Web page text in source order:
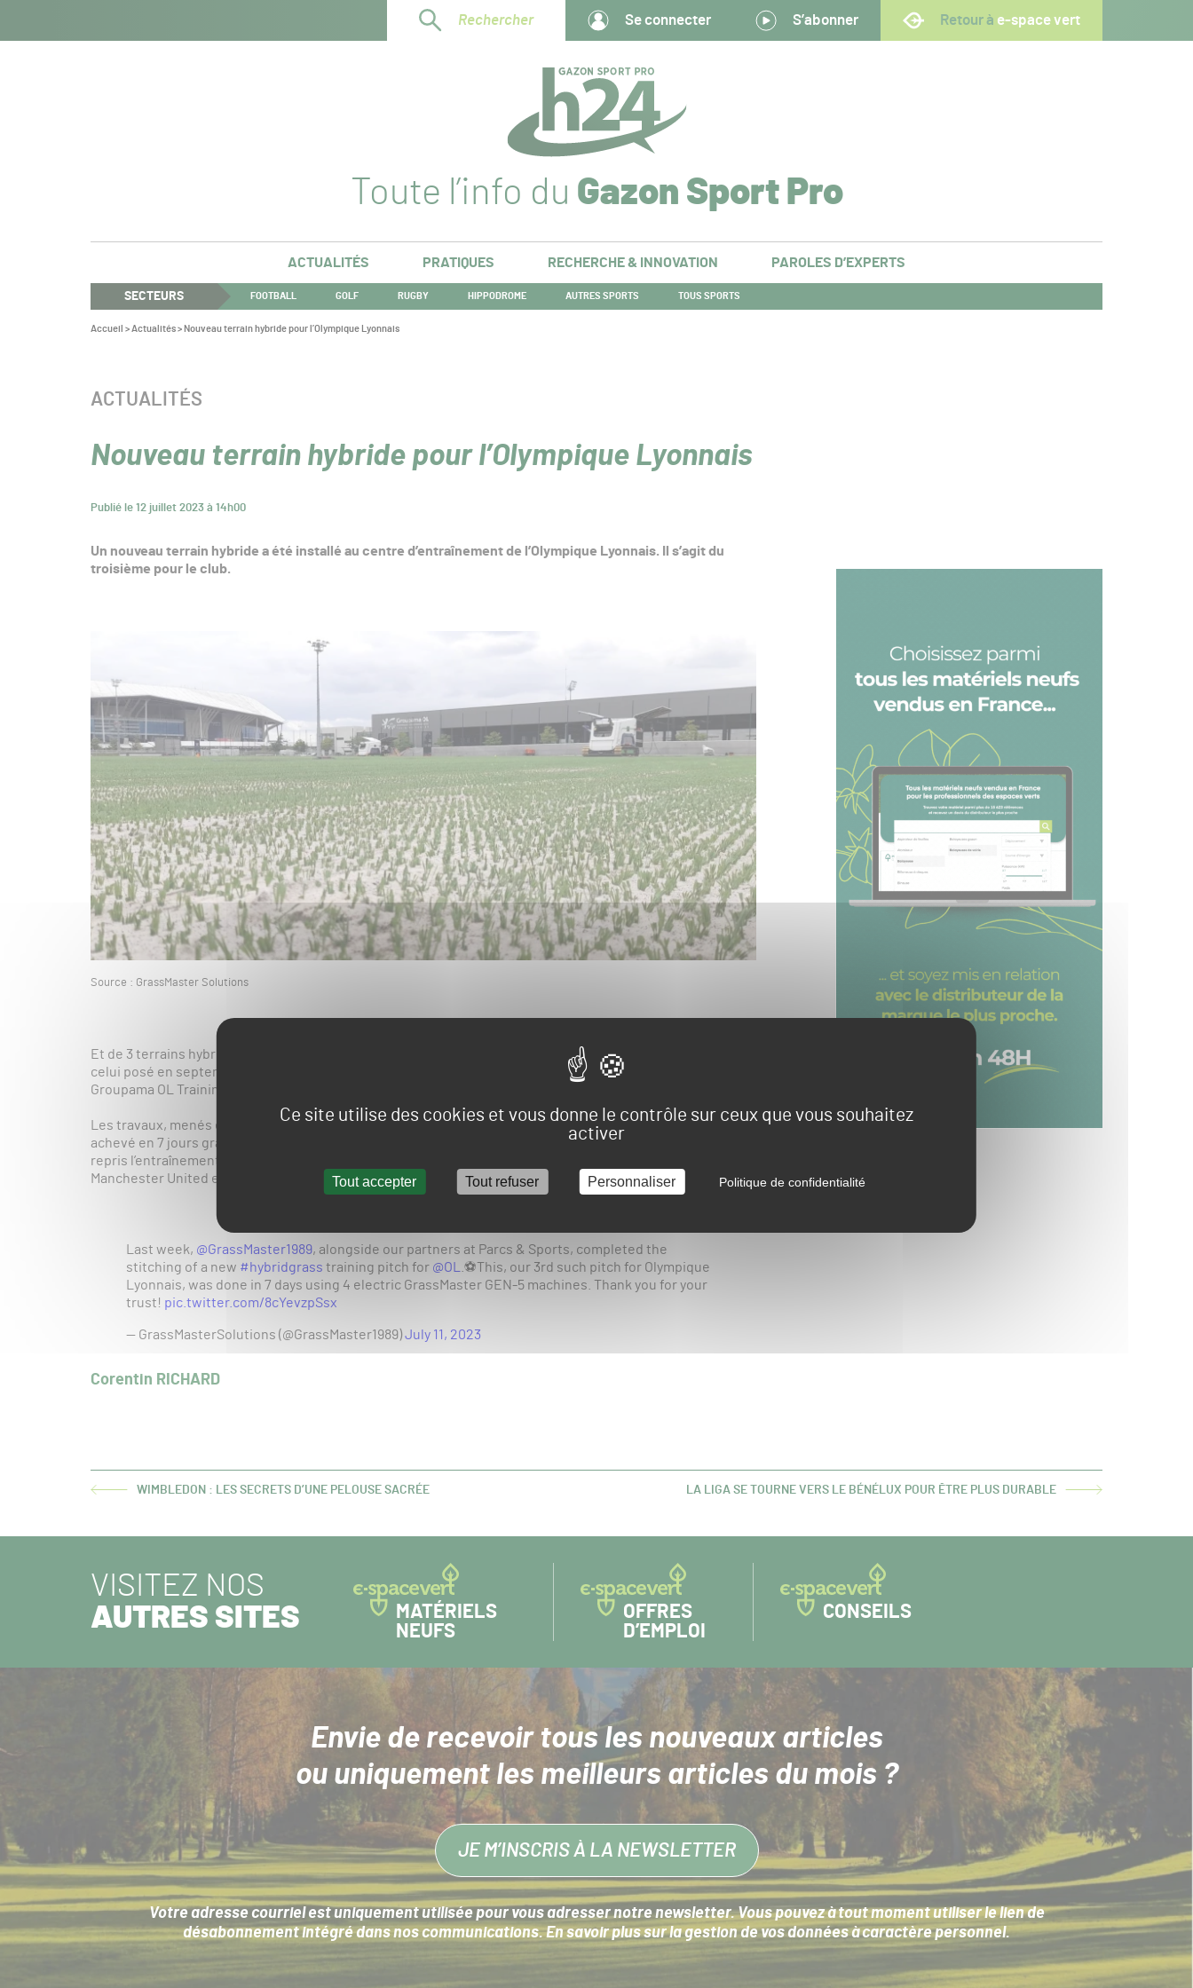
Ce site utilise des cookies et vous donne le contrôle sur ceux que vous souhaitez
activer
Tout accepter Tout refuser Personnaliser Politique de confidentialité
Rechercher Se connecter S’abonner Retour à e-space vert
Toute l’info du Gazon Sport Pro
ACTUALITÉS PRATIQUES RECHERCHE & INNOVATION PAROLES D’EXPERTS
SECTEURS FOOTBALL GOLF RUGBY HIPPODROME AUTRES SPORTS TOUS SPORTS
Vous
Accueil >Actualités> Nouveau terrain hybride pour l’Olympique Lyonnais
Nouveau terrain hybride pour l’Olympique Lyonnais
Publié le 12 juillet 2023 à 14h00
CATÉGORIE :
ACTUALITÉS
Un nouveau terrain hybride a été installé au centre d’entraînement de l’Olympique Lyonnais. Il s’agit du
troisième pour le club.
Source : GrassMaster Solutions
Et de 3 terrains hybrides pour l’Olympique Lyonnais ! Après celui installé au Groupama Stadium en 2017 et
celui posé en septembre/octobre 2018 au centre d’entraînement, un troisième terrain hybride a vu le jour au
Groupama OL Training Center, comme le révèle GrassMaster Solutions sur ses réseaux sociaux.
Les travaux, menés en partenariat avec Parcs & Sports, ont eu lieu lors de la semaine 27 et le projet a été
achevé en 7 jours grâce aux 4 machines électriques GrassMaster Gen-5 déployées. Les joueurs de l’OL ont
repris l’entraînement le jeudi 6 juillet et sont partis en stage au Pays-Bas du 9 au 18 juillet avant d’affronter
Manchester United en Ecosse le 19 juillet.
Last week, @GrassMaster1989, alongside our partners at Parcs & Sports, completed the
stitching of a new #hybridgrass training pitch for @OL
.⚽️This, our 3rd such pitch for Olympique
Lyonnais, was done in 7 days using 4 electric GrassMaster GEN-5 machines. Thank you for your
trust! pic.twitter.com/8cYevzpSsx
— GrassMasterSolutions (@GrassMaster1989)July 11, 2023
Corentin RICHARD
ARTICLE WIMBLEDON : LES SECRETS D’UNE PELOUSE SACRÉE
ARTICLE
LA LIGA SE TOURNE VERS LE BÉNÉLUX POUR ÊTRE PLUS DURABLE
VISITEZ NOS
AUTRES SITES
MATÉRIELS
NEUFS
OFFRES
D’EMPLOI
CONSEILS
Envie de recevoir tous les nouveaux articles
ou uniquement les meilleurs articles du mois ?
JE M’INSCRIS À LA NEWSLETTER
Votre adresse courriel est uniquement utilisée pour vous adresser notre newsletter. Vous pouvez à tout moment utiliser le lien de
désabonnement intégré dans nos communications. En savoir plus sur lagestion de vos données à caractère personnel.